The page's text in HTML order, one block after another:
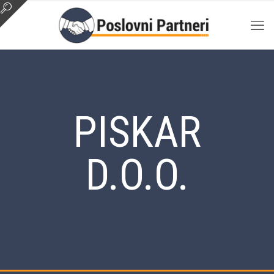
PISKAR
D.O.O.